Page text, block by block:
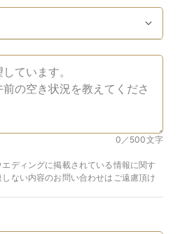
0／500文字
ディングに掲載されている情報に関す
ない内容のお問い合わせはご遠慮頂け